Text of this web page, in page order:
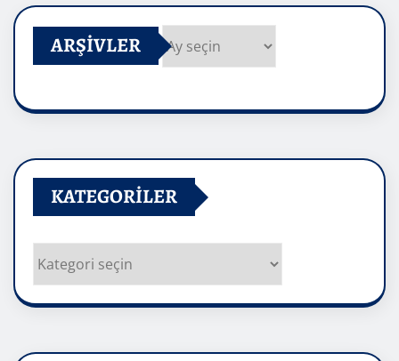
ARŞIVLER
KATEGORILER
Kategoriler